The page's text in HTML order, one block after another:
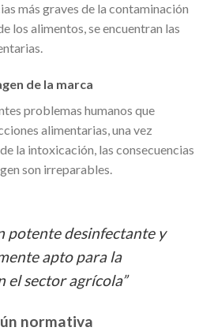
más graves de la contaminación
los alimentos, se encuentran las
de la marca
problemas humanos que
alimentarias, una vez
la intoxicación, las consecuencias
son irreparables.
potente desinfectante y
apto para la
el sector agrícola”
normativa